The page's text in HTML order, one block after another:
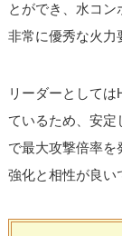
とができ、水コ
非常に優秀な火力
リーダーとして
ているため、安定
で最大攻撃倍率を
強化と相性が良い